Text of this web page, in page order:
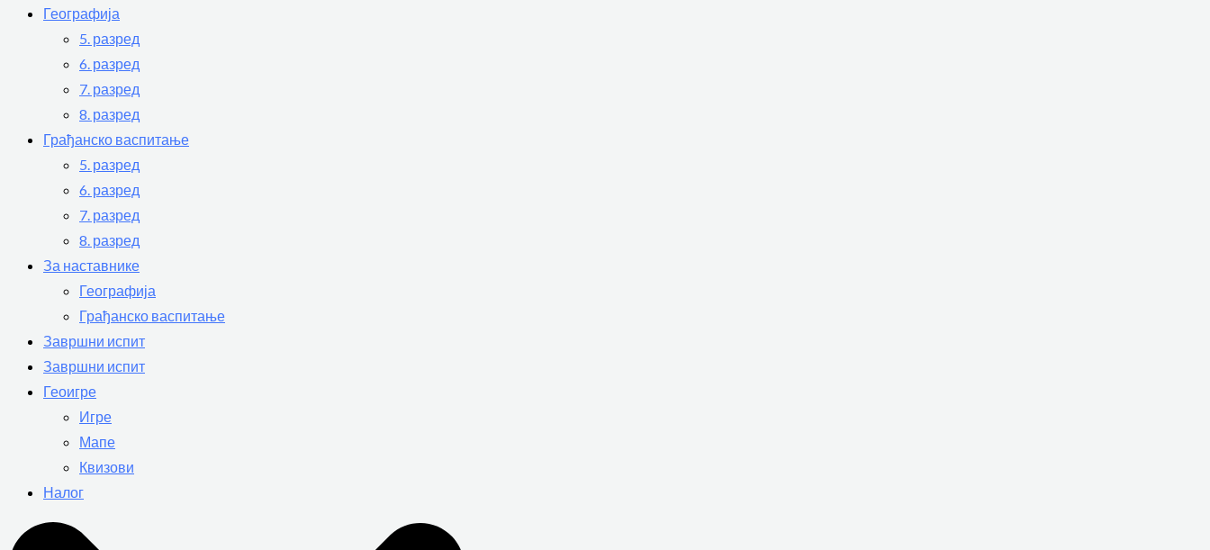
Географија
5. разред
6. разред
7. разред
8. разред
Грађанско васпитање
5. разред
6. разред
7. разред
8. разред
За наставнике
Географија
Грађанско васпитање
Завршни испит
Завршни испит
Геоигре
Игре
Мапе
Квизови
Налог